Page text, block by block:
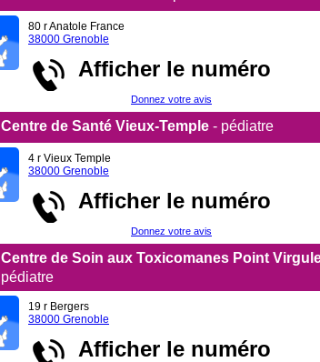
80 r Anatole France
38000 Grenoble
Afficher le numéro
Donnez votre avis
Centre de Santé Vieux-Temple - pédiatre
4 r Vieux Temple
38000 Grenoble
Afficher le numéro
Donnez votre avis
Centre de Soin aux Toxicomanes Point
pédiatre
19 r Bergers
38000 Grenoble
Afficher le numéro